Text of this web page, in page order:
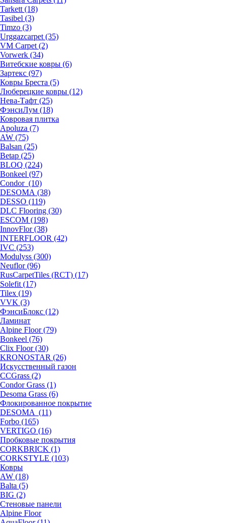
Tarkett (18)
Tasibel (3)
Timzo (3)
Urggazcarpet (35)
VM Carpet (2)
Vorwerk (34)
Витебские ковры (6)
Зартекс (97)
Ковры Бреста (5)
Люберецкие ковры (12)
Нева-Тафт (25)
ФэнсиЛум (18)
Ковровая плитка
Apoluza (7)
AW (75)
Balsan (25)
Betap (25)
BLOQ (224)
Bonkeel (97)
Condor (10)
DESOMA (38)
DESSO (119)
DLC Flooring (30)
ESCOM (198)
InnovFlor (38)
INTERFLOOR (42)
IVC (253)
Modulyss (300)
Neuflor (96)
RusCarpetTiles (RCT) (17)
Solefit (17)
Tilex (19)
VVK (3)
ФэнсиБлокс (12)
Ламинат
Alpine Floor (79)
Bonkeel (76)
Clix Floor (30)
KRONOSTAR (26)
Искусственный газон
CCGrass (2)
Condor Grass (1)
Desoma Grass (6)
Флокированное покрытие
DESOMA (11)
Forbo (165)
VERTIGO (16)
Пробковые покрытия
CORKBRICK (1)
CORKSTYLE (103)
Ковры
AW (18)
Balta (5)
BIG (2)
Стеновые панели
Alpine Floor